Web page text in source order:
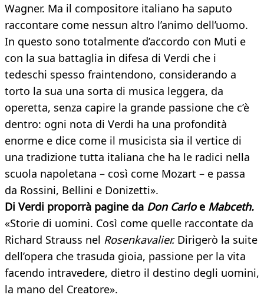
Wagner. Ma il compositore italiano ha saputo
raccontare come nessun altro l’animo dell’uomo.
In questo sono totalmente d’accordo con Muti e
con la sua battaglia in difesa di Verdi che i
tedeschi spesso fraintendono, considerando a
torto la sua una sorta di musica leggera, da
operetta, senza capire la grande passione che c’è
dentro: ogni nota di Verdi ha una profondità
enorme e dice come il musicista sia il vertice di
una tradizione tutta italiana che ha le radici nella
scuola napoletana – così come Mozart – e passa
da Rossini, Bellini e Donizetti».
Di Verdi proporrà pagine da Don Carlo e Mabceth.
«Storie di uomini. Così come quelle raccontate da
Richard Strauss nel Rosenkavalier.Dirigerò la suite
dell’opera che trasuda gioia, passione per la vita
facendo intravedere, dietro il destino degli uomini,
la mano del Creatore».